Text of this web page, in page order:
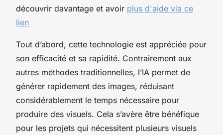
découvrir davantage et avoir plus d'aide via ce
lien
Tout d’abord, cette technologie est appréciée pour
son efficacité et sa rapidité. Contrairement aux
autres méthodes traditionnelles, l’IA permet de
générer rapidement des images, réduisant
considérablement le temps nécessaire pour
produire des visuels. Cela s’avère être bénéfique
pour les projets qui nécessitent plusieurs visuels